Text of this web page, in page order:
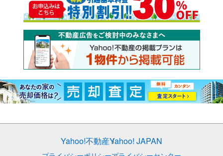
Yahoo!不動産Yahoo! JAPAN